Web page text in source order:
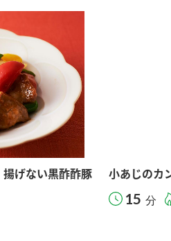
揚げない黒酢酢豚 小あじのカ
15 分